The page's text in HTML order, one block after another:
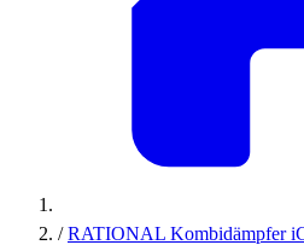
/ RATIONAL Kombidämpfer